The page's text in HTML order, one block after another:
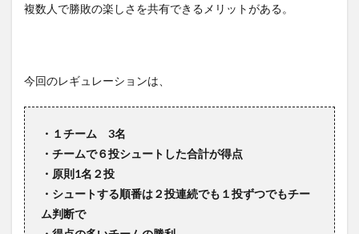
複数人で勝敗の楽しさを共有できるメリットがある。
今回のレギュレーションは、
・１チーム 3名
・チームで６投シュートした合計が得点
・原則1名２投
・シュートする順番は２投連続でも１投ずつでもチー
ム判断で